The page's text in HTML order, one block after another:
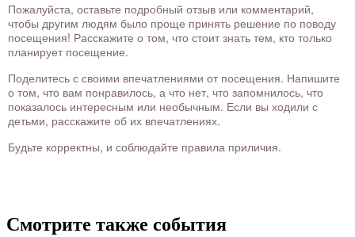
Пожалуйста, оставьте подробный отзыв или комментарий,
чтобы другим людям было проще принять решение по поводу
посещения! Расскажите о том, что стоит знать тем, кто только
планирует посещение.
Поделитесь с своими впечатлениями от посещения. Напишите
о том, что вам понравилось, а что нет, что запомнилось, что
показалось интересным или необычным. Если вы ходили с
детьми, расскажите об их впечатлениях.
Будьте корректны, и соблюдайте правила приличия.
Смотрите также события